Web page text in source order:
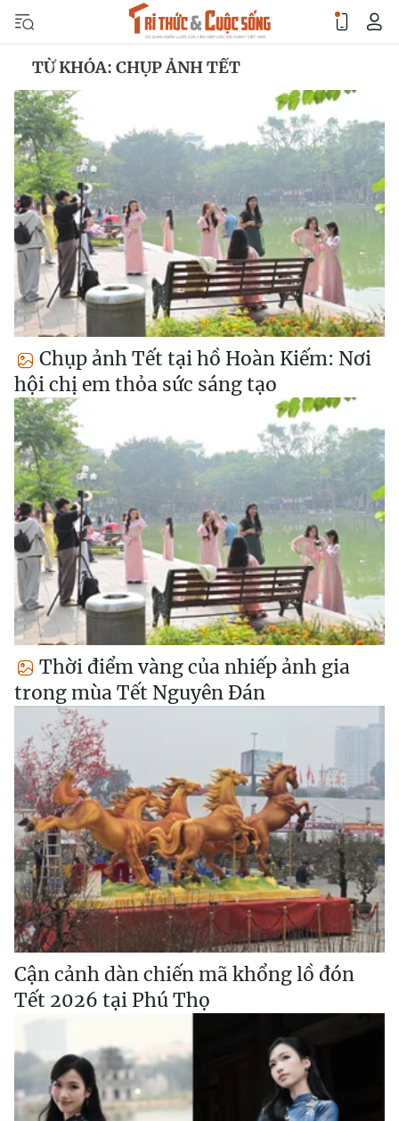
TỪ KHÓA: CHỤP ẢNH TẾT
Chụp ảnh Tết tại hồ Hoàn Kiếm: Nơi
hội chị em thỏa sức sáng tạo
Thời điểm vàng của nhiếp ảnh gia
trong mùa Tết Nguyên Đán
Cận cảnh dàn chiến mã khổng lồ đón
Tết 2026 tại Phú Thọ